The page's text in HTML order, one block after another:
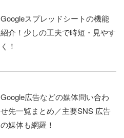
Googleスプレッドシートの機能
紹介！少しの工夫で時短・見やす
く！
Google広告などの媒体問い合わ
せ先一覧まとめ／主要SNS 広告
の媒体も網羅！